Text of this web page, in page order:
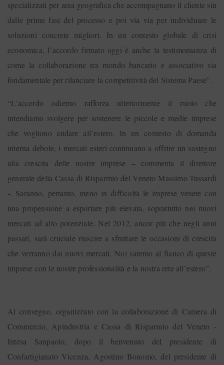
specializzati per area geografica che accompagnano il cliente sin
dalle prime fasi del processo e poi via via per individuare le
soluzioni concrete migliori. In un contesto globale di crisi
economica, l’accordo firmato oggi è anche la testimonianza di
come la collaborazione tra mondo bancario e associativo sia
fondamentale per rilanciare la competitività del Sistema Paese”.
“L’accordo odierno rafforza ulteriormente il ruolo che
intendiamo svolgere per sostenere le piccole e medie imprese
che vogliono andare all’estero. In un contesto di domanda
interna debole, i mercati esteri continuano a offrire un sostegno
alla crescita delle nostre imprese – commenta il direttore
generale della Cassa di Risparmio del Veneto Massimo Tussardi
-. Saranno, pertanto, meno in difficoltà le imprese venete con
una propensione a esportare più elevata, soprattutto nei nuovi
mercati ad alto potenziale. Nel 2012, ancor più che negli anni
passati, sarà cruciale riuscire a sfruttare le occasioni di crescita
che verranno dai nuovi mercati. Noi saremo al fianco di queste
imprese con le nostre professionalità e la nostra rete all’estero”.
Al convegno, organizzato con la collaborazione di Camera di
Commercio, Apindustria e Cassa di Risparmio del Veneto -
Intesa Sanpaolo, dopo il benvenuto del presidente di
Confartigianato Vicenza, Agostino Bonomo, del presidente di